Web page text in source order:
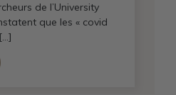
de l’University
que les « covid